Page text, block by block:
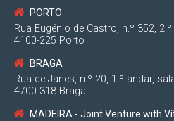
PORTO
Rua Eugénio de Castro, n.º 352,
4100-225 Porto
BRAGA
Rua de Janes, n.º 20, 1.º andar,
4700-318 Braga
MADEIRA - Joint Venture with